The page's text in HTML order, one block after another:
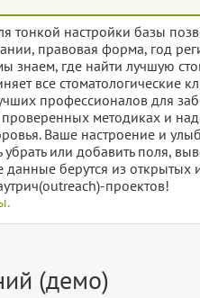
тонкой настройки базы
правовая форма, год
знаем, где найти лучшую
все стоматологические
профессионалов для
методиках и
Ваше настроение и
убрать или добавить поля,
берутся из открытых
проектов!
(демо)